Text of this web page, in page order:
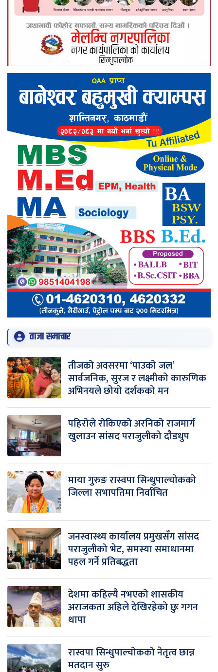
ताजा समाचार
तीजको अवसरमा ‘पाउको जल’
सार्वजनिक, सुरज र लक्ष्मीको कारुणिक
अभिनयले छोयो दर्शकको मन
पहिरोले रोकिएको अरनिको राजमार्ग
खुलाउन सांसद पराजुलीको दौडधुप
माया गुरुङ रास्वपा सिन्धुपाल्चोकको
जिल्ला सभापतिमा निर्वाचित
जनस्वास्थ्य कार्यालय प्रमुखसँग सांसद
पराजुलीको भेट, समस्या समाधानमा
पहल गर्ने प्रतिबद्धता
देशमा कहिल्यै नभएको शासकीय
अराजकता अहिले देखिरहेको छुः गगन
थापा
रास्वपा सिन्धुपाल्चोकको नेतृत्व छान्न
मतदान सुरु